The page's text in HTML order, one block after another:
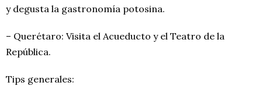
y degusta la gastronomía potosina.
– Querétaro: Visita el Acueducto y el Teatro de la
República.
Tips generales: